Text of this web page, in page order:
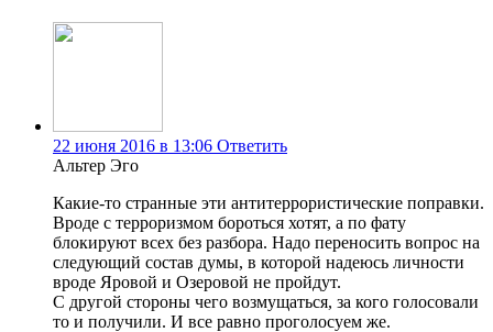
22 июня 2016 в 13:06 Ответить
Альтер Эго
Какие-то странные эти антитеррористические поправки.
Вроде с терроризмом бороться хотят, а по фату
блокируют всех без разбора. Надо переносить вопрос на
следующий состав думы, в которой надеюсь личности
вроде Яровой и Озеровой не пройдут.
С другой стороны чего возмущаться, за кого голосовали
то и получили. И все равно проголосуем же.